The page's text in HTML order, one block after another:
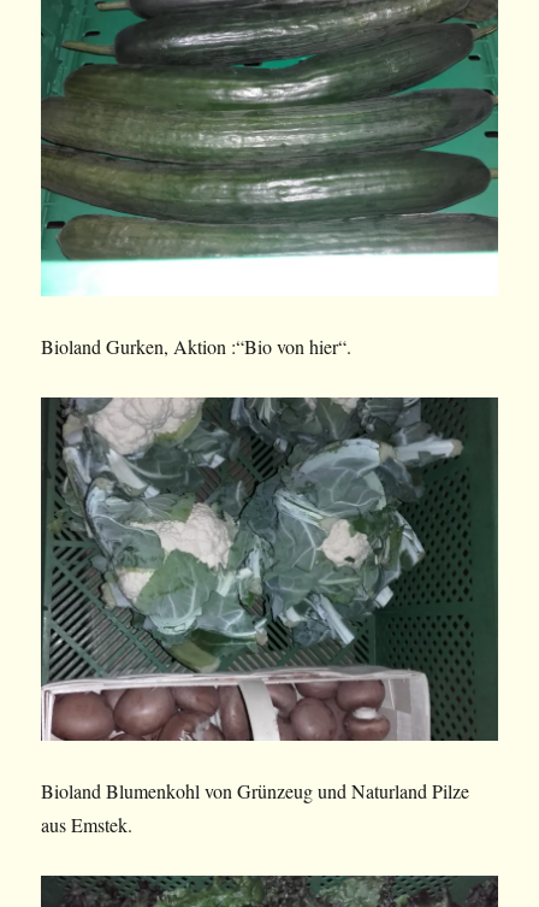
Bioland Gurken, Aktion :“Bio von hier“.
Bioland Blumenkohl von Grünzeug und Naturland Pilze
aus Emstek.